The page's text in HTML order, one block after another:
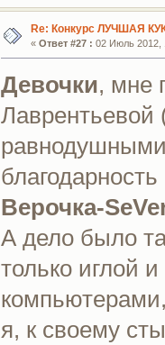
Re: Конкурс ЛУЧШАЯ
« Ответ #27 : 02 Июль 2012,
Девочки, мне
Лаврентьевой
Верочка-
А дело было
только иглой
я, к своему